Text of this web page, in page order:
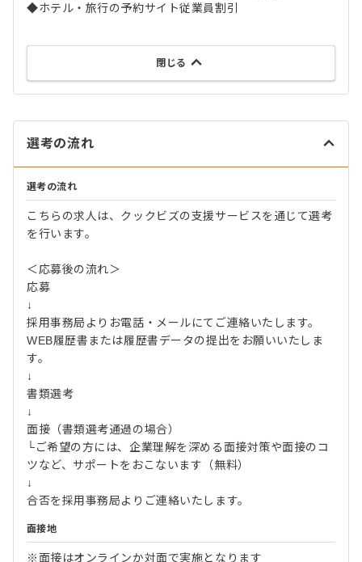
◆ホテル・旅行の予約サイト従業員割引
閉じる
選考の流れ
選考の流れ
こちらの求人は、クックビズの支援サービスを通じて選考
を行います。
＜応募後の流れ＞
応募
↓
採用事務局よりお電話・メールにてご連絡いたします。
WEB履歴書または履歴書データの提出をお願いいたしま
す。
↓
書類選考
↓
面接（書類選考通過の場合）
└ご希望の方には、企業理解を深める面接対策や面接のコ
ツなど、サポートをおこないます（無料）
↓
合否を採用事務局よりご連絡いたします。
面接地
※面接はオンラインか対面で実施となります